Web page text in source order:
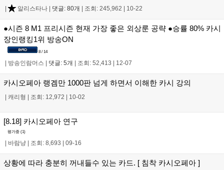
| 알리스타나 | 댓글: 80개 | 조회: 245,962 | 10-22
●시즌 8 M1 프리시즌 현재 가장 좋은 외상룬 공략 ●승률 80% 카시
장인랭킹1위 방송ON
8 / 14
| 방송인람머스 | 댓글: 5개 | 조회: 52,413 | 12-07
카시오페아 랭겜만 1000판 넘게 하면서 이해한 카시 강의
| 캐리형 | 조회: 12,972 | 10-02
[8.18] 카시오페아 연구
평가중 (1)
바람냥 조회: 8,693 09-16
상황에 따라 충분히 꺼내들수 있는 카드. [ 침착 카시오페아 ]